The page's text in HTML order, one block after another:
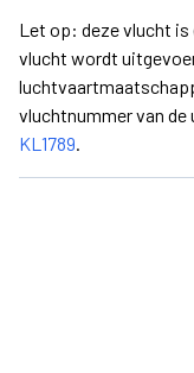
Let op: deze vlucht is
vlucht wordt
vluchtnummer van
KL1789.